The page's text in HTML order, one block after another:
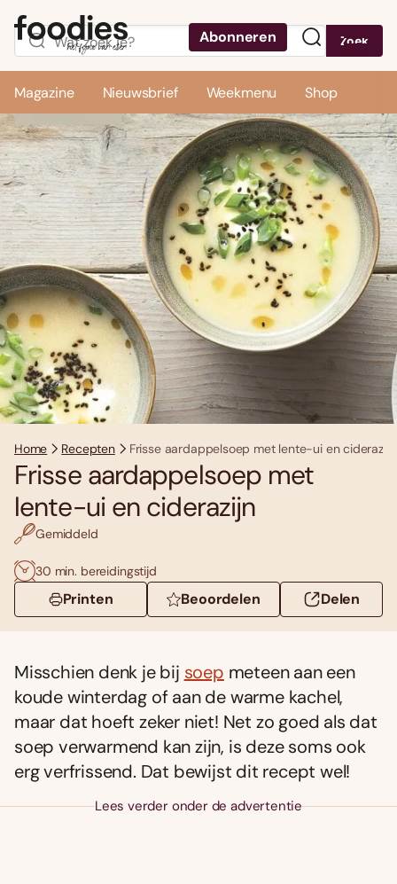
Abonneren Zoek
Magazine Nieuwsbrief Weekmenu Shop
Home Recepten Frisse aardappelsoep met lente-ui en ciderazijn
Frisse aardappelsoep met
lente-ui en ciderazijn
Gemiddeld
30 min. bereidingstijd
Printen Beoordelen Delen
Misschien denk je bij soep meteen aan een
koude winterdag of aan de warme kachel,
maar dat hoeft zeker niet! Net zo goed als dat
soep verwarmend kan zijn, is deze soms ook
erg verfrissend. Dat bewijst dit recept wel!
Lees verder onder de advertentie